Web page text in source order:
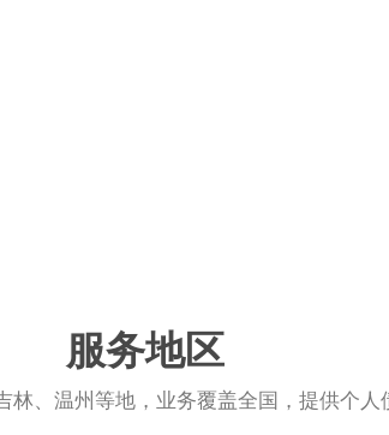
服务地区
、温州等地，业务覆盖全国，提供个